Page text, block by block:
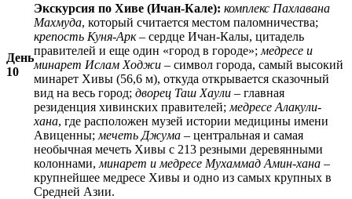
День
10
Экскурсия по Хиве (Ичан-Кале): комплекс Пахлавана
Махмуда, который считается местом паломничества;
крепость Куня-Арк– сердце Ичан-Калы, цитадель
правителей и еще один «город в городе»; медресе и
минарет Ислам Ходжи – символ города, самый высокий
минарет Хивы (56,6 м), откуда открывается сказочный
вид на весь город; дворец Таш Хаули – главная
резиденция хивинских правителей; медресе Алакули-
хана, где расположен музей истории медицины имени
Авиценны; мечеть Джума – центральная и самая
необычная мечеть Хивы с 213 резными деревянными
колоннами, минарет и медресе Мухаммад Амин-хана –
крупнейшее медресе Хивы и одно из самых крупных в
Средней Азии.